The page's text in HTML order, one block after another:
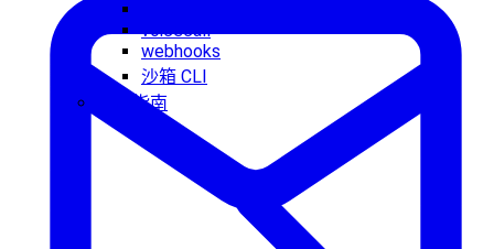
voicecall
webhooks
沙箱 CLI
实战指南